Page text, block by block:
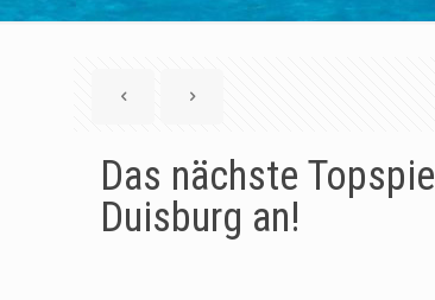
Das nächste
Duisburg an!